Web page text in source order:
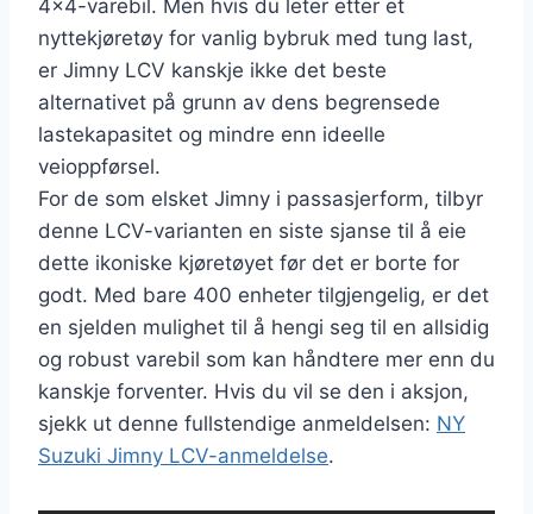
4×4-varebil. Men hvis du leter etter et
nyttekjøretøy for vanlig bybruk med tung last,
er Jimny LCV kanskje ikke det beste
alternativet på grunn av dens begrensede
lastekapasitet og mindre enn ideelle
veioppførsel.
For de som elsket Jimny i passasjerform, tilbyr
denne LCV-varianten en siste sjanse til å eie
dette ikoniske kjøretøyet før det er borte for
godt. Med bare 400 enheter tilgjengelig, er det
en sjelden mulighet til å hengi seg til en allsidig
og robust varebil som kan håndtere mer enn du
kanskje forventer. Hvis du vil se den i aksjon,
sjekk ut denne fullstendige anmeldelsen: NY
Suzuki Jimny LCV-anmeldelse.